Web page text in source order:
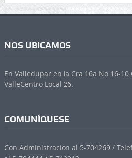
NOS UBICAMOS
En Valledupar en la Cra 16a No 16-10
ValleCentro Local 26.
COMUNÍQUESE
Con Administracion al 5-704269 /